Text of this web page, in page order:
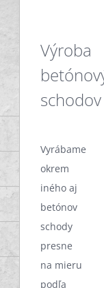
Výroba
schodov
Vyrábame
okrem
iného aj
betónov
schody
presne
na mieru
podľa